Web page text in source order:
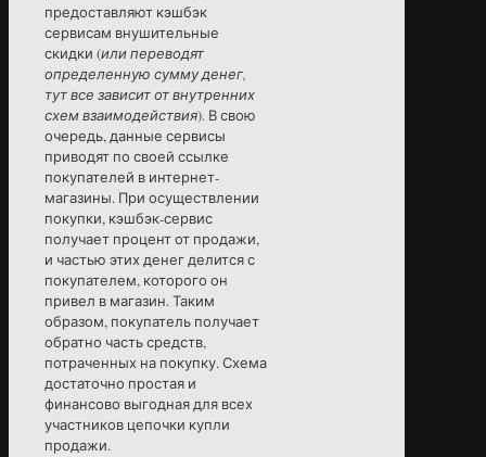
предоставляют кэшбэк
сервисам внушительные
скидки (или переводят
определенную сумму денег,
тут все зависит от внутренних
схем взаимодействия). В свою
очередь, данные сервисы
приводят по своей ссылке
покупателей в интернет-
магазины. При осуществлении
покупки, кэшбэк-сервис
получает процент от продажи,
и частью этих денег делится с
покупателем, которого он
привел в магазин. Таким
образом, покупатель получает
обратно часть средств,
потраченных на покупку. Схема
достаточно простая и
финансово выгодная для всех
участников цепочки купли
продажи.